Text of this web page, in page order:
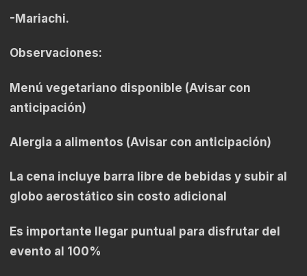
-Mariachi.
Observaciones:
Menú vegetariano disponible (Avisar con
anticipación)
Alergia a alimentos (Avisar con anticipación)
La cena incluye barra libre de bebidas y subir al
globo aerostático sin costo adicional
Es importante llegar puntual para disfrutar del
evento al 100%